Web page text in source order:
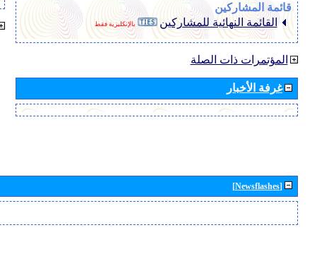
قائمة المشاركين
القائمة النهائية للمشاركين
بالإنكليزية فقط
المؤتمرات ذات الصلة
غرفة الأخبار
[Newsflashes]